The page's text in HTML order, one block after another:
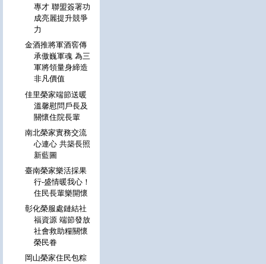
專才 聯盟簽署功
成亮麗提升競爭
力
金酒推將軍酒窖傳
承傲巍軍魂 為三
軍將領量身締造
非凡價值
佳里榮家端節送暖
溫馨慰問戶長及
關懷住院長輩
南北榮家實務交流
心連心 共築長照
新藍圖
臺南榮家樂活採果
行-盛情暖我心！
住民長輩樂開懷
彰化榮服處鏈結社
福資源 端節發放
社會救助糧關懷
榮民眷
岡山榮家住民包粽